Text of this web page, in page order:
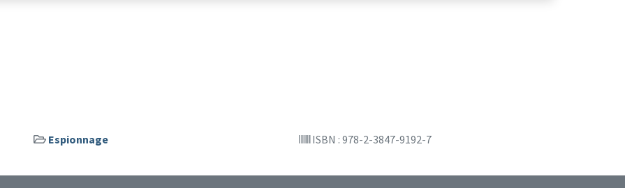
Espionnage
ISBN : 978-2-3847-9192-7